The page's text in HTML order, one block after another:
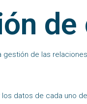
de las
datos de cada uno